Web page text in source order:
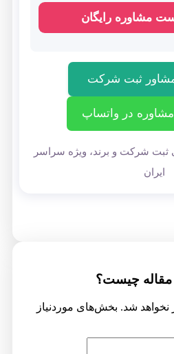
مشاوره رایگان
ثبت شرکت
در واتساپ
ثبت شرکت و برند، ویژه سراسر
ایران
مقاله چیست؟
نخواهد شد. بخش‌های موردنیاز